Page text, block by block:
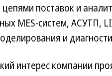
поставок и
MES-систем, АСУТП,
и
интерес компании